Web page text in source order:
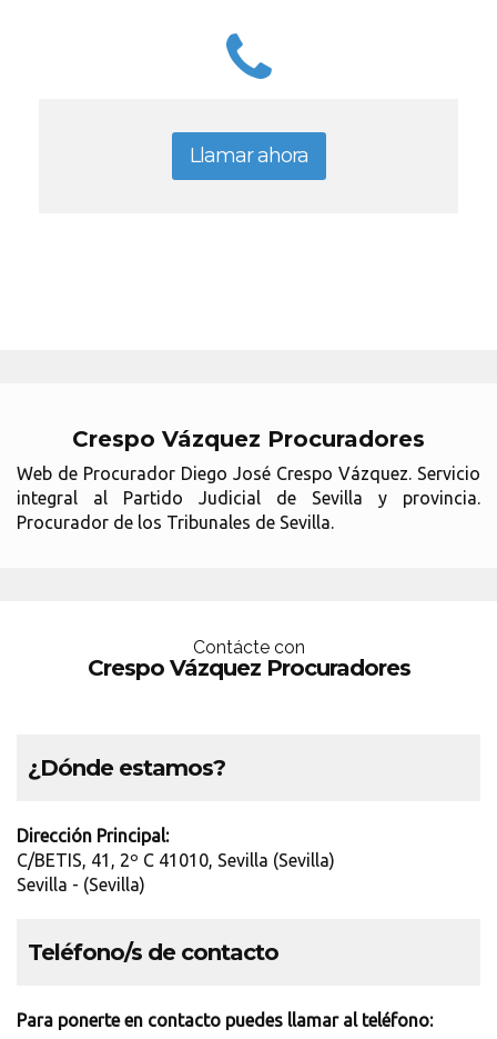
Llamar ahora
Crespo Vázquez Procuradores
Web de Procurador Diego José Crespo Vázquez. Servicio
integral al Partido Judicial de Sevilla y provincia.
Procurador de los Tribunales de Sevilla.
Contácte con
Crespo Vázquez Procuradores
¿Dónde estamos?
Dirección Principal:
C/BETIS, 41, 2º C 41010, Sevilla (Sevilla)
Sevilla - (Sevilla)
Teléfono/s de contacto
Para ponerte en contacto puedes llamar al teléfono: